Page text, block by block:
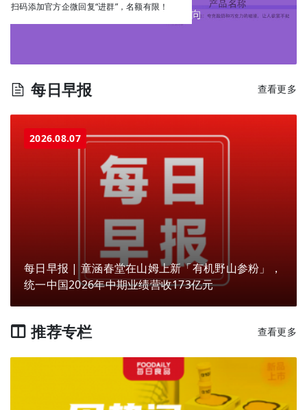
扫码添加官方企微回复“进群”，名额有限！
每日早报 查看更多
2026.08.07
每日早报 | 童涵春堂在山姆上新「有机野山参粉」，
统一中国2026年中期业绩营收173亿元
推荐专栏 查看更多